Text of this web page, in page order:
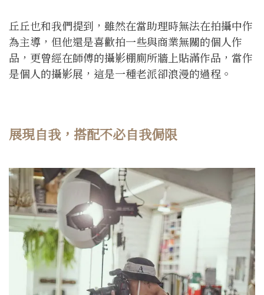
丘丘也和我們提到，雖然在當助理時無法在拍攝中作
為主導，但他還是喜歡拍一些與商業無關的個人作
品，更曾經在師傅的攝影棚廁所牆上貼滿作品，當作
是個人的攝影展，這是一種老派卻浪漫的過程。
展現自我，搭配不必自我侷限